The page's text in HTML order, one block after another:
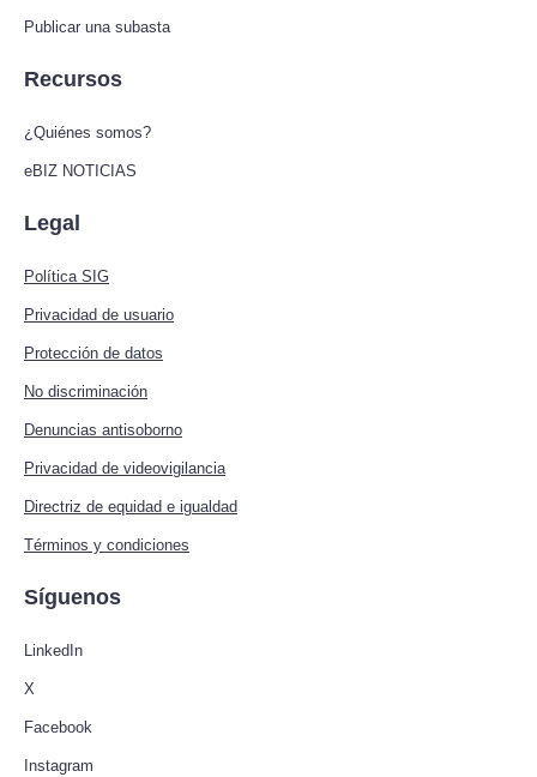
Publicar una subasta
Recursos
¿Quiénes somos?
eBIZ NOTICIAS
Legal
Política SIG
Privacidad de usuario
Protección de datos
No discriminación
Denuncias antisoborno
Privacidad de videovigilancia
Directriz de equidad e igualdad
Términos y condiciones
Síguenos
LinkedIn
X
Facebook
Instagram